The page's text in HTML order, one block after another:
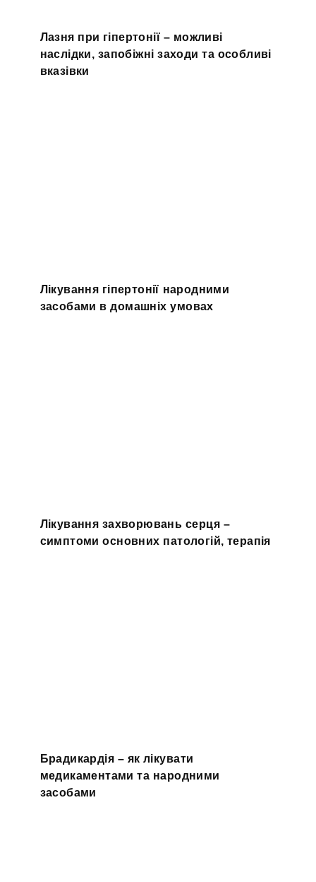
Лазня при гіпертонії – можливі
наслідки, запобіжні заходи та особливі
вказівки
Лікування гіпертонії народними
засобами в домашніх умовах
Лікування захворювань серця –
симптоми основних патологій, терапія
Брадикардія – як лікувати
медикаментами та народними
засобами